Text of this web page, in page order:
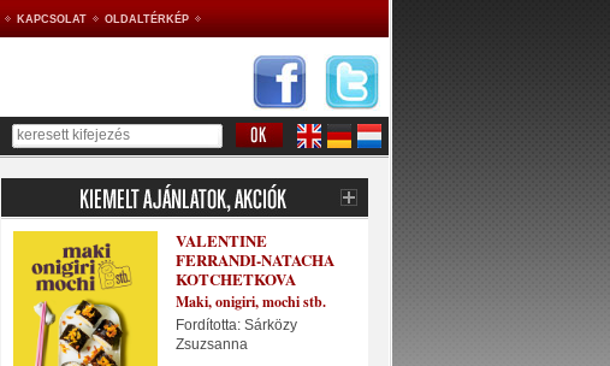
KAPCSOLAT OLDALTÉRKÉP
VALENTINE
FERRANDI-NATACHA
KOTCHETKOVA
Maki, onigiri, mochi stb.
Fordította: Sárközy
Zsuzsanna